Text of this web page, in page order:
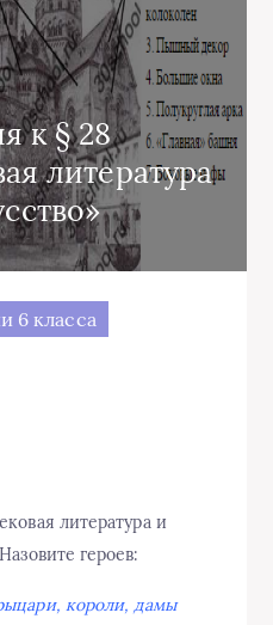
к § 28
литература
6 класса
литература и
Назовите героев:
короли, дамы